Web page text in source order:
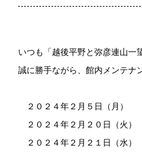
いつも「越後平野と弥彦連山一
誠に勝手ながら、館内メンテナ
２０２４年２月５日（月）　
２０２４年２月２０日（火）
２０２４年２月２１日（水）